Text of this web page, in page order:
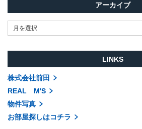
アーカイブ
月を選択
LINKS
株式会社前田
REAL M'S
物件写真
お部屋探しはコチラ